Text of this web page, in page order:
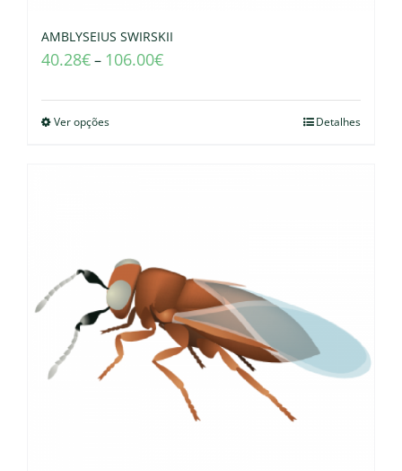
AMBLYSEIUS SWIRSKII
40.28€– 106.00€
Ver opções Detalhes